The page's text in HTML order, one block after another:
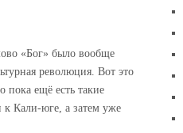
«Бог» было вообще
революция. Вот это
ещё есть такие
к Кали-юге, а затем уже